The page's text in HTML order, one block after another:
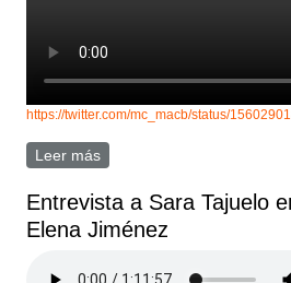
https://twitter.com/mc_macb/status/
Leer más
Entrevista a Sara Tajuelo
Elena Jiménez